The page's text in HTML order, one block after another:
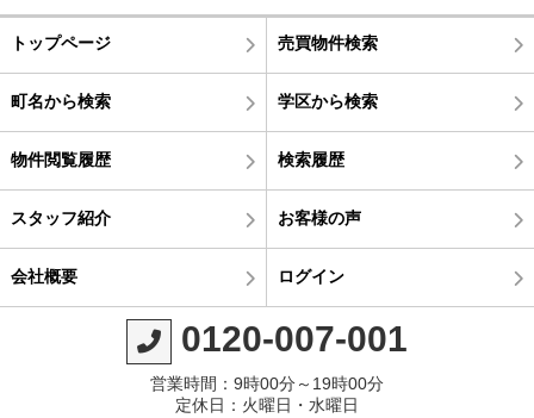
トップページ 売買物件検索
町名から検索 学区から検索
物件閲覧履歴 検索履歴
スタッフ紹介 お客様の声
会社概要 ログイン
0120-007-001
営業時間：9時00分～19時00分
定休日：火曜日・水曜日